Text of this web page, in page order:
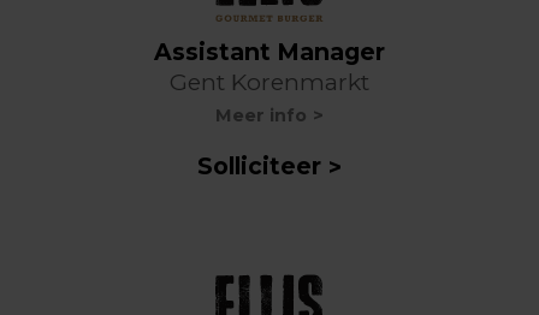
Assistant Manager
Gent Korenmarkt
Meer info
Solliciteer